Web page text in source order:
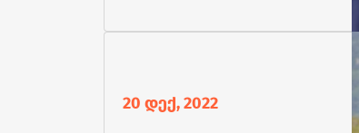
20 დექ, 2022